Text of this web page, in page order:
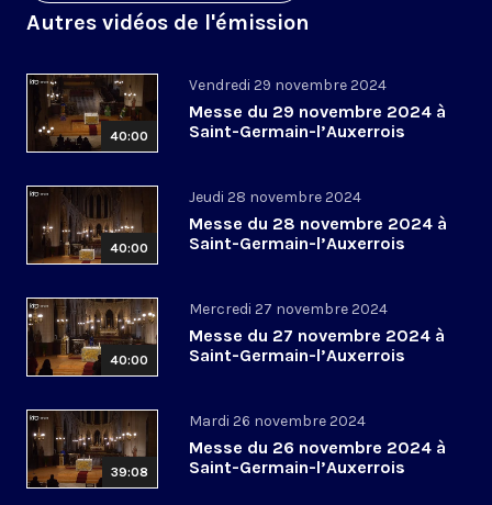
Autres vidéos de l'émission
40:00
Vendredi 29 novembre 2024
Messe du 29 novembre 2024 à
Saint-Germain-l’Auxerrois
40:00
Jeudi 28 novembre 2024
Messe du 28 novembre 2024 à
Saint-Germain-l’Auxerrois
40:00
Mercredi 27 novembre 2024
Messe du 27 novembre 2024 à
Saint-Germain-l’Auxerrois
39:08
Mardi 26 novembre 2024
Messe du 26 novembre 2024 à
Saint-Germain-l’Auxerrois